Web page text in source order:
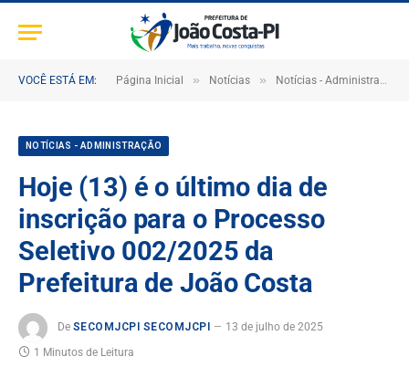
VOCÊ ESTÁ EM: Página Inicial » Notícias » Notícias - Administração
NOTÍCIAS - ADMINISTRAÇÃO
Hoje (13) é o último dia de
inscrição para o Processo
Seletivo 002/2025 da
Prefeitura de João Costa
De SECOMJCPI SECOMJCPI
13 de julho de 2025
1 Minutos de Leitura